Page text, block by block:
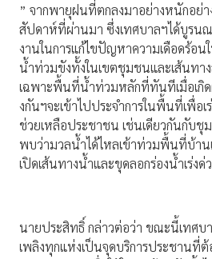
” จากพายุฝนที่ตกลงมาอย่างหนักอย่
สัปดาห์ที่ผ่านมา ซึ่งเทศบาลฯได้บูรน
งานในการแก้ไขปัญหาความเดือดร้อ
น้ำท่วมขังทั้งในเขตชุมชนและเส้นทา
เฉพาะพื้นที่น้ำท่วมหลักที่ทันทีเมื่อเกิ
งกันฯจะเข้าไปประจำการในพื้นที่เพื่อ
ช่วยเหลือประชาชน เช่นเดียวกันกับ
พบว่ามวลน้ำได้ไหลเข้าท่วมพื้นที่บ้าน
เปิดเส้นทางน้ำและขุดลอกร่องน้ำเร่ง
นายประสิทธิ์ กล่าวต่อว่า ขณะนี้เทศบ
เพลิงทุกแห่งเป็นจุดบริการประชานที่